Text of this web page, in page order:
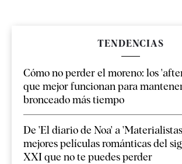
TENDENCIAS
Cómo no perder el moreno: los
que mejor funcionan para
bronceado más tiempo
De 'El diario de Noa' a
mejores películas románticas del
XXI que no te puedes perder